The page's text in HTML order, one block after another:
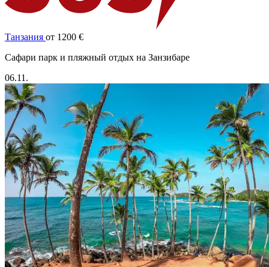
Танзания от 1200 €
Cафари парк и пляжный отдых на Занзибаре
06.11.